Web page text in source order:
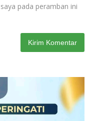
pada peramban ini